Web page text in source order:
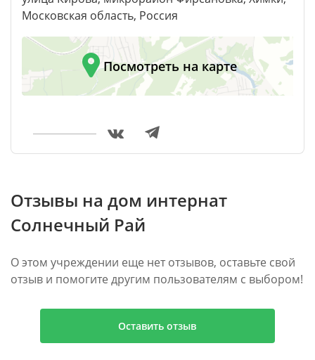
Московская область, Россия
Посмотреть на карте
Отзывы на дом интернат
Солнечный Рай
О этом учреждении еще нет отзывов, оставьте свой
отзыв и помогите другим пользователям с выбором!
Оставить отзыв